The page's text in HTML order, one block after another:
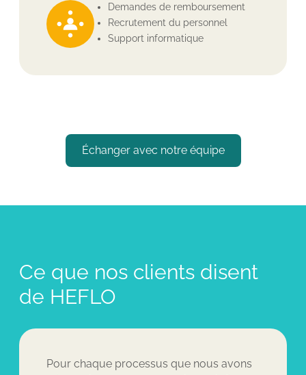
Demandes de remboursement
Recrutement du personnel
Support informatique
Échanger avec notre équipe
Ce que nos clients disent
de HEFLO
Pour chaque processus que nous avons